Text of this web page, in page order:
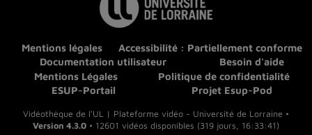
Mentions légales
Accessibilité : Partiellement conforme
Documentation utilisateur
Besoin d'aide
Mentions Légales
Politique de confidentialité
ESUP-Portail
Projet Esup-Pod
Vidéothèque de l'UL | Plateforme vidéo - Université de Lorraine •
Version 4.3.0 • 12601 vidéos disponibles (319 jours, 16:33:41)